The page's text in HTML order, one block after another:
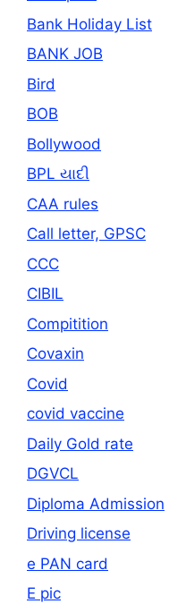
Bank Holiday List
BANK JOB
Bird
BOB
Bollywood
BPL યાદી
CAA rules
Call letter, GPSC
CCC
CIBIL
Compitition
Covaxin
Covid
covid vaccine
Daily Gold rate
DGVCL
Diploma Admission
Driving license
e PAN card
E pic